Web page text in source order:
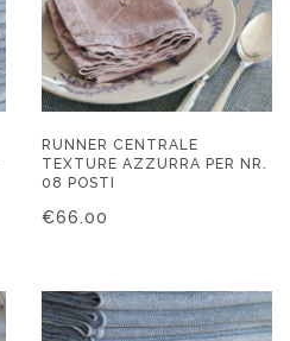
RUNNER CENTRALE
TEXTURE AZZURRA PER NR.
08 POSTI
€66.00